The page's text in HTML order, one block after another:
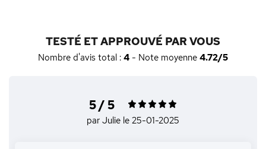
TESTÉ ET APPROUVÉ PAR VOUS
Nombre d'avis total : 4 - Note moyenne 4.72/5
5 / 5
par Julie le 25-01-2025